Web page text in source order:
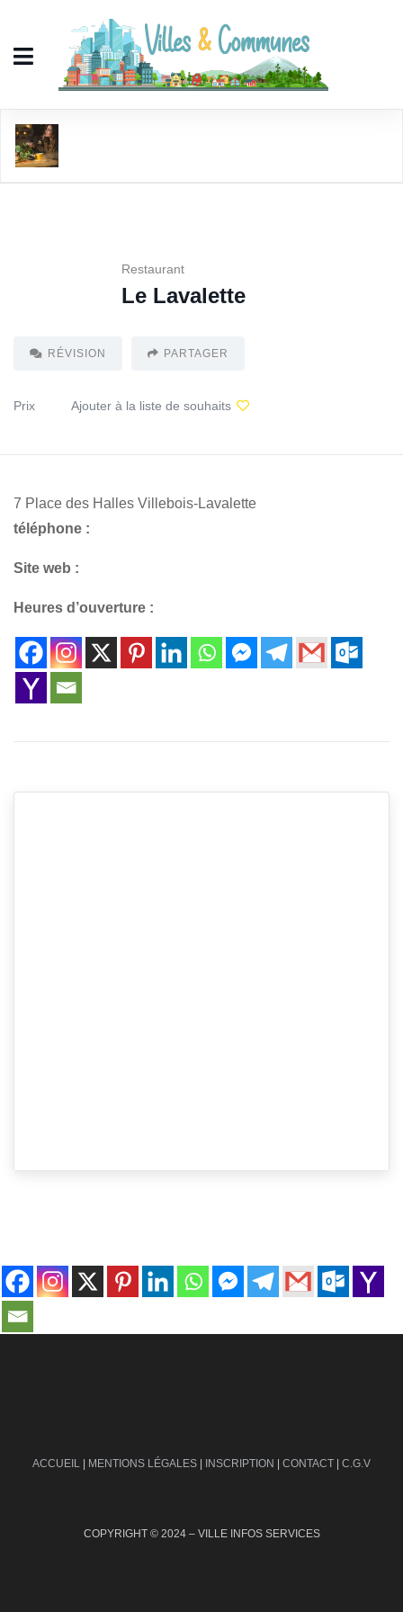
Restaurant
Le Lavalette
RÉVISION PARTAGER
Prix Ajouter à la liste de souhaits
7 Place des Halles Villebois-Lavalette
téléphone :
Site web :
Heures d’ouverture :
ACCUEIL | MENTIONS LÉGALES | INSCRIPTION | CONTACT | C.G.V
COPYRIGHT © 2024 – VILLE INFOS SERVICES